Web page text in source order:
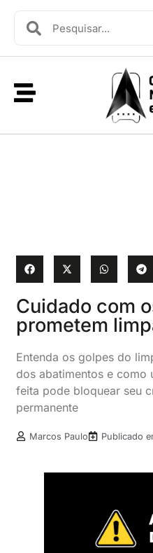
Cuidado com
prometem
Entenda os golpes do
dos abatimentos e como
feita pode bloquear seu
permanente
Marcos Paulo Publicado